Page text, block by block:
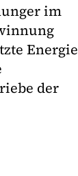
im
Energie
der